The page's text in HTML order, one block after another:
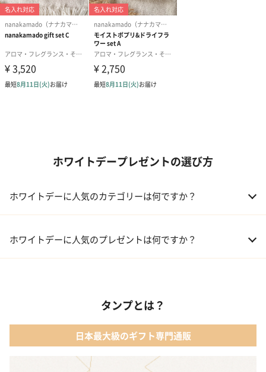
ホワイトデープレゼントの選び方
ホワイトデーに人気のカテゴリーは何ですか？
02 メイクアップ
04 コフレ・限定セット商品
05 レディースアクセサリー
ホワイトデーに人気のプレゼントは何ですか？
03 WEEKBOOK【温泉を超えた入浴剤】
タンプとは？
日本最大級のギフト専門通販